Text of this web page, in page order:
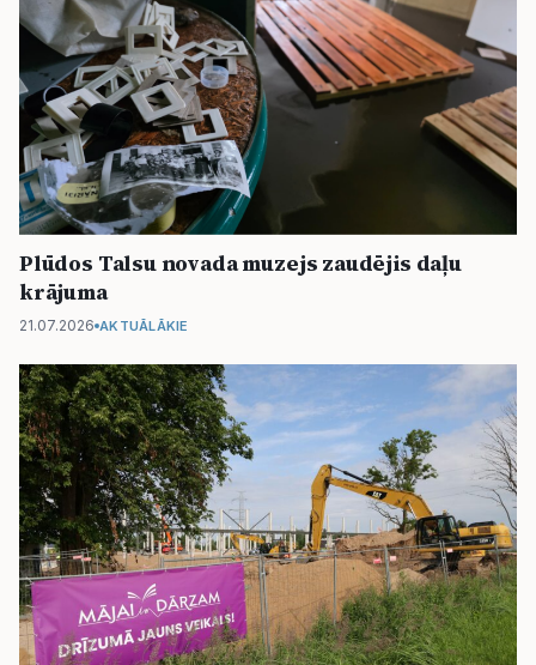
Plūdos Talsu novada muzejs zaudējis daļu
krājuma
21.07.2026 AKTUĀLĀKIE